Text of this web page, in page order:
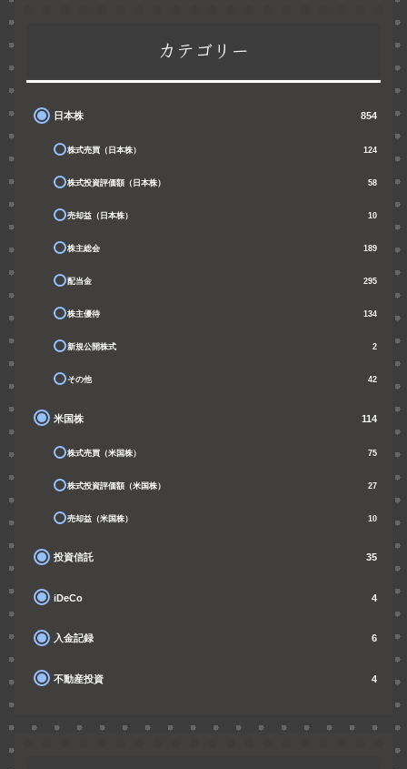
カテゴリー
日本株 854
株式売買（日本株） 124
株式投資評価額（日本株） 58
売却益（日本株） 10
株主総会 189
配当金 295
株主優待 134
新規公開株式 2
その他 42
米国株 114
株式売買（米国株） 75
株式投資評価額（米国株） 27
売却益（米国株） 10
投資信託 35
iDeCo 4
入金記録 6
不動産投資 4